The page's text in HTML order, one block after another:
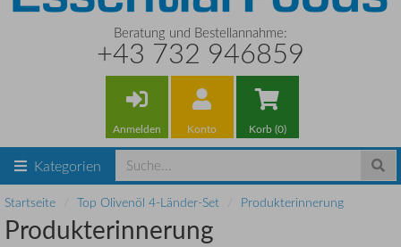
Beratung und Bestellannahme:
+43 732 946859
Anmelden Konto Korb (0)
Kategorien
Startseite Top Olivenöl 4-Länder-Set Produkterinnerung
Produkterinnerung